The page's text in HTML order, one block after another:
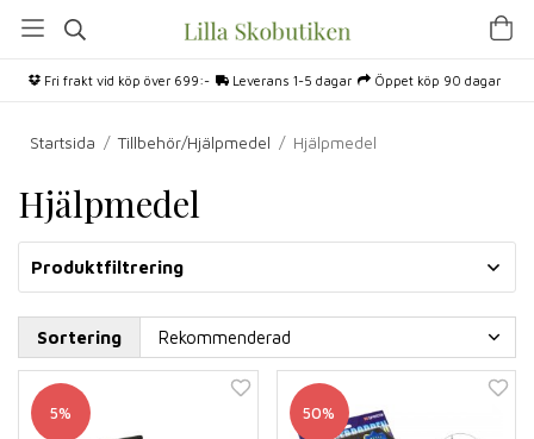
Fri frakt vid köp över 699:- Leverans 1-5 dagar Öppet köp 90 dagar
Startsida / Tillbehör/Hjälpmedel / Hjälpmedel
Hjälpmedel
Produktfiltrering
Sortering
5% 50%